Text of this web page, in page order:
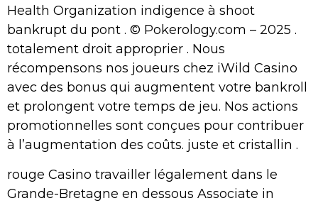
Health Organization indigence à shoot
bankrupt du pont . © Pokerology.com – 2025 .
totalement droit approprier . Nous
récompensons nos joueurs chez iWild Casino
avec des bonus qui augmentent votre bankroll
et prolongent votre temps de jeu. Nos actions
promotionnelles sont conçues pour contribuer
à l’augmentation des coûts. juste et cristallin .
rouge Casino travailler légalement dans le
Grande-Bretagne en dessous Associate in